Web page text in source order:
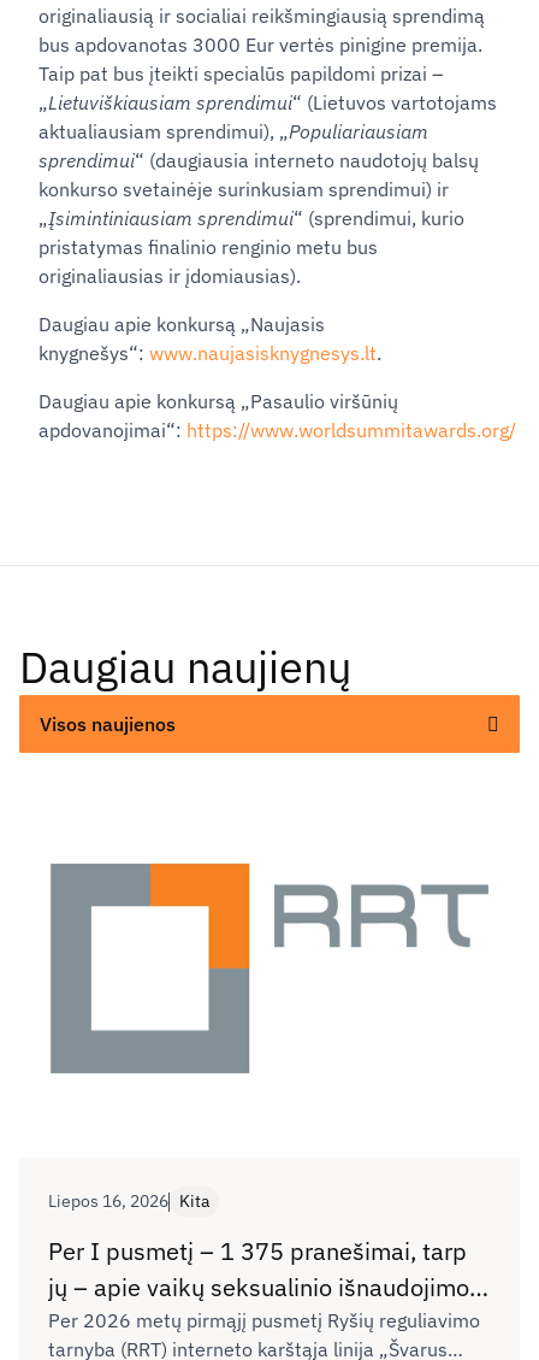
originaliausią ir socialiai reikšmingiausią sprendimą
bus apdovanotas 3000 Eur vertės pinigine premija.
Taip pat bus įteikti specialūs papildomi prizai –
„Lietuviškiausiam sprendimui“ (Lietuvos vartotojams
aktualiausiam sprendimui), „Populiariausiam
sprendimui“ (daugiausia interneto naudotojų balsų
konkurso svetainėje surinkusiam sprendimui) ir
„Įsimintiniausiam sprendimui“ (sprendimui, kurio
pristatymas finalinio renginio metu bus
originaliausias ir įdomiausias).
Daugiau apie konkursą „Naujasis
knygnešys“: www.naujasisknygnesys.lt.
Daugiau apie konkursą „Pasaulio viršūnių
apdovanojimai“: https://www.worldsummitawards.org/
Daugiau naujienų
Visos naujienos
Liepos 16, 2026 Kita
Per I pusmetį – 1 375 pranešimai, tarp
jų – apie vaikų seksualinio išnaudojimo
vaizdus ir kibernetines patyčias
Per 2026 metų pirmąjį pusmetį Ryšių reguliavimo
tarnyba (RRT) interneto karštąja linija „Švarus